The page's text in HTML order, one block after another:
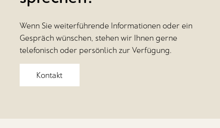
Wenn Sie weiterführende Informationen oder ein
Gespräch wünschen, stehen wir Ihnen gerne
telefonisch oder persönlich zur Verfügung.
Kontakt